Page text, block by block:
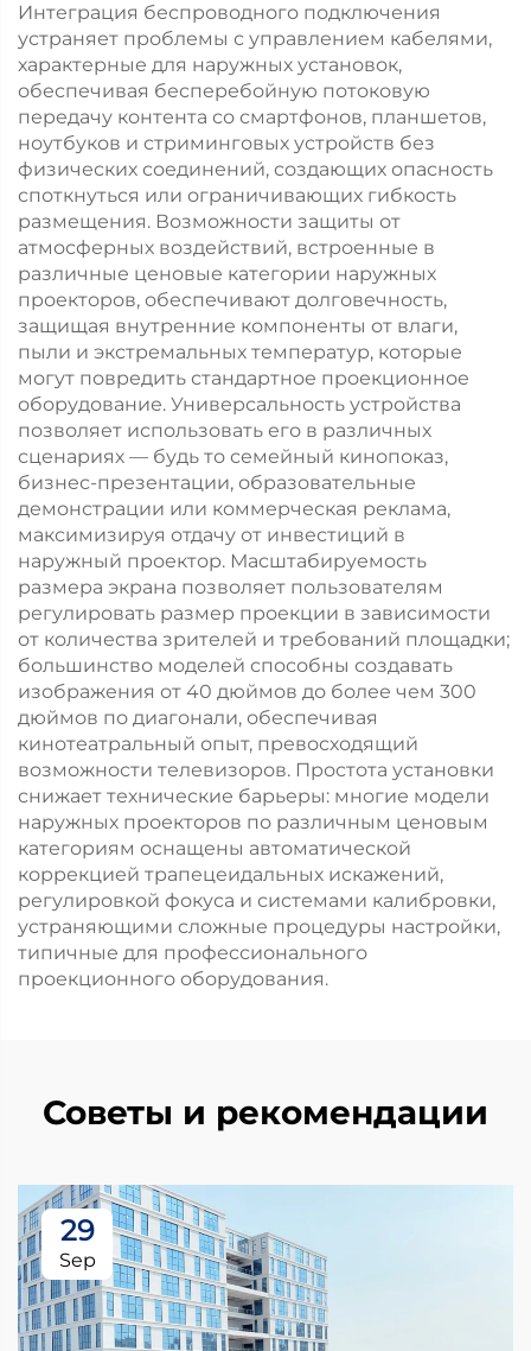
Интеграция беспроводного подключения
устраняет проблемы с управлением кабелями,
характерные для наружных установок,
обеспечивая бесперебойную потоковую
передачу контента со смартфонов, планшетов,
ноутбуков и стриминговых устройств без
физических соединений, создающих опасность
споткнуться или ограничивающих гибкость
размещения. Возможности защиты от
атмосферных воздействий, встроенные в
различные ценовые категории наружных
проекторов, обеспечивают долговечность,
защищая внутренние компоненты от влаги,
пыли и экстремальных температур, которые
могут повредить стандартное проекционное
оборудование. Универсальность устройства
позволяет использовать его в различных
сценариях — будь то семейный кинопоказ,
бизнес-презентации, образовательные
демонстрации или коммерческая реклама,
максимизируя отдачу от инвестиций в
наружный проектор. Масштабируемость
размера экрана позволяет пользователям
регулировать размер проекции в зависимости
от количества зрителей и требований площадки;
большинство моделей способны создавать
изображения от 40 дюймов до более чем 300
дюймов по диагонали, обеспечивая
кинотеатральный опыт, превосходящий
возможности телевизоров. Простота установки
снижает технические барьеры: многие модели
наружных проекторов по различным ценовым
категориям оснащены автоматической
коррекцией трапецеидальных искажений,
регулировкой фокуса и системами калибровки,
устраняющими сложные процедуры настройки,
типичные для профессионального
проекционного оборудования.
Советы и рекомендации
29
Sep